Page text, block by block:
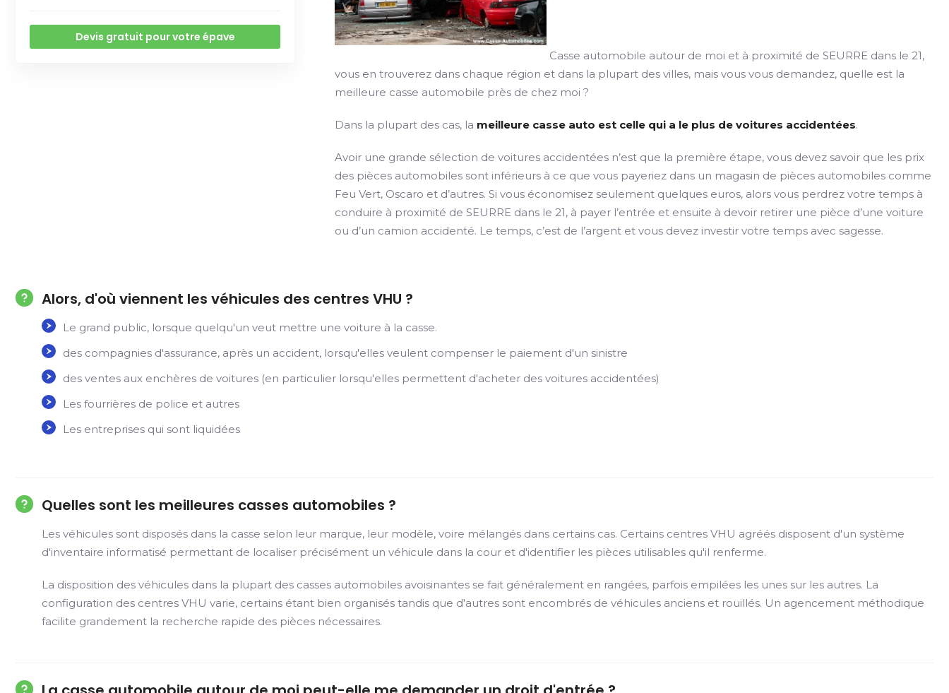
Devis gratuit pour votre épave
Casse automobile autour de moi et à proximité de SEURRE dans le 21,
vous en trouverez dans chaque région et dans la plupart des villes, mais vous vous demandez, quelle est la
meilleure casse automobile près de chez moi ?
Dans la plupart des cas, la meilleure casse auto est celle qui a le plus de voitures accidentées.
Avoir une grande sélection de voitures accidentées n’est que la première étape, vous devez savoir que les prix
des pièces automobiles sont inférieurs à ce que vous payeriez dans un magasin de pièces automobiles comme
Feu Vert, Oscaro et d’autres. Si vous économisez seulement quelques euros, alors vous perdrez votre temps à
conduire à proximité de SEURRE dans le 21, à payer l’entrée et ensuite à devoir retirer une pièce d’une voiture
ou d’un camion accidenté. Le temps, c’est de l’argent et vous devez investir votre temps avec sagesse.
Alors, d'où viennent les véhicules des centres VHU ?
Le grand public, lorsque quelqu'un veut mettre une voiture à la casse.
des compagnies d'assurance, après un accident, lorsqu'elles veulent compenser le paiement d'un sinistre
des ventes aux enchères de voitures (en particulier lorsqu'elles permettent d'acheter des voitures accidentées)
Les fourrières de police et autres
Les entreprises qui sont liquidées
Quelles sont les meilleures casses automobiles ?
Les véhicules sont disposés dans la casse selon leur marque, leur modèle, voire mélangés dans certains cas. Certains centres VHU agréés disposent d'un système
d'inventaire informatisé permettant de localiser précisément un véhicule dans la cour et d'identifier les pièces utilisables qu'il renferme.
La disposition des véhicules dans la plupart des casses automobiles avoisinantes se fait généralement en rangées, parfois empilées les unes sur les autres. La
configuration des centres VHU varie, certains étant bien organisés tandis que d'autres sont encombrés de véhicules anciens et rouillés. Un agencement méthodique
facilite grandement la recherche rapide des pièces nécessaires.